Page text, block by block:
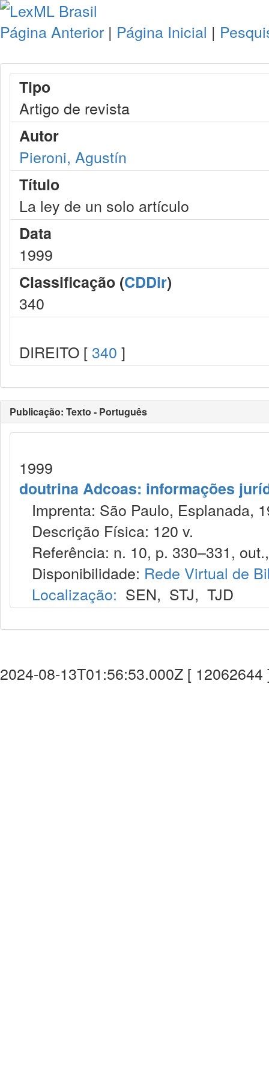
Página Anterior | Página Inicial |
Tipo
Artigo de revista
Autor
Pieroni, Agustín
Título
La ley de un solo artículo
Data
1999
Classificação (CDDir)
340
DIREITO [ 340 ]
Publicação: Texto - Português
1999
doutrina Adcoas: informações
Imprenta: São Paulo, Esplanada,
Descrição Física: 120 v.
Referência: n. 10, p. 330–331,
Disponibilidade: Rede Virtual de
Localização: SEN, STJ, TJD
2024-08-13T01:56:53.000Z [ 12062644